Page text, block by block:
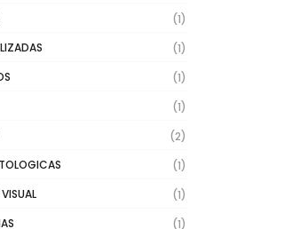
(1)
(1)
(1)
(1)
(2)
(1)
(1)
(1)